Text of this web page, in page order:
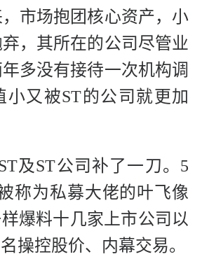
市场抱团核心资产，小
，其所在的公司尽管业
多没有接待一次机构调
小又被ST的公司就更加
及ST公司补了一刀。5
称为私募大佬的叶飞像
爆料十几家上市公司以
操控股价、内幕交易。